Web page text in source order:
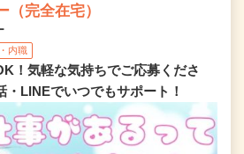
（完全在宅）
内職
！気軽な気持ちでご応募くださ
・LINEでいつでもサポート！